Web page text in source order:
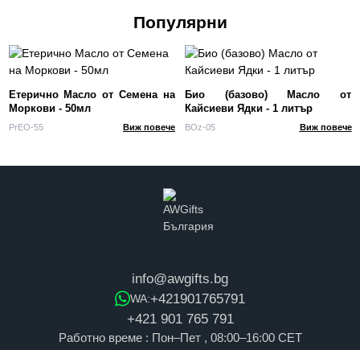
Популярни
Етерично Масло от Семена на
Моркови - 50мл
PrEO-55 Виж повече
Био (базово) Масло от
Кайсиеви Ядки - 1 литър
BOz-05 Виж повече
info@awgifts.bg
WA:+421901765791
+421 901 765 791
Работно време : Пон–Пет , 08:00–16:00 CET